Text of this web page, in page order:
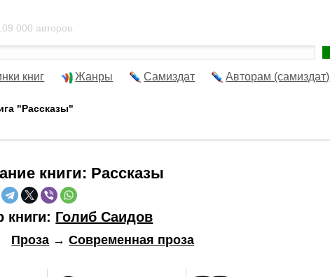
000 авторов.
книг Жанры Самиздат Авторам (самиздат)
"Рассказы"
книги: Рассказы
книги: Голиб Саидов
Проза →Современная проза